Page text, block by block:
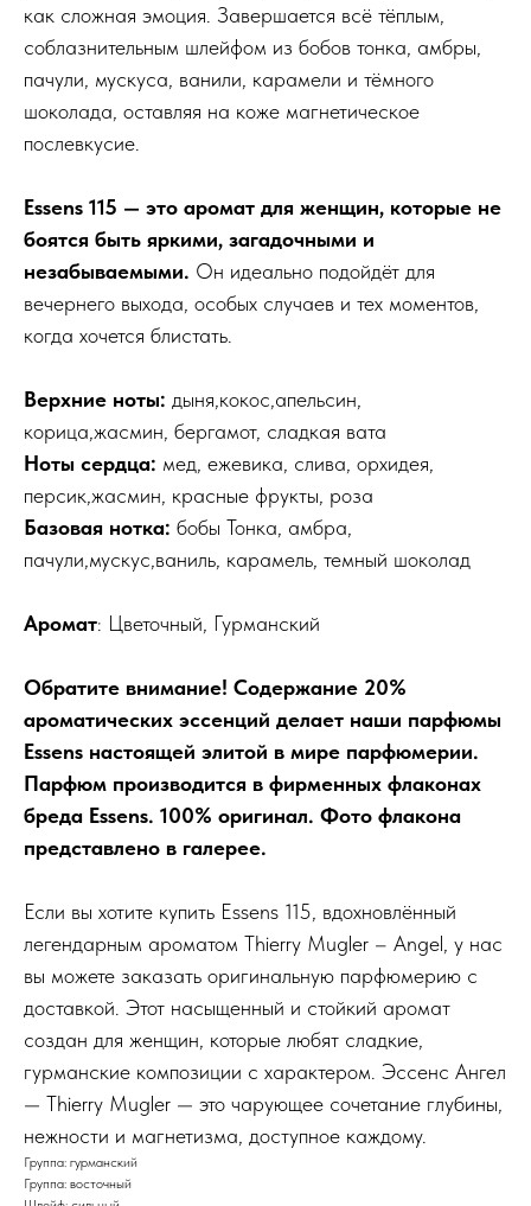
как сложная эмоция. Завершается всё тёплым,
соблазнительным шлейфом из бобов тонка, амбры,
пачули, мускуса, ванили, карамели и тёмного
шоколада, оставляя на коже магнетическое
послевкусие.
Essens 115 — это аромат для женщин, которые не
боятся быть яркими, загадочными и
незабываемыми. Он идеально подойдёт для
вечернего выхода, особых случаев и тех моментов,
когда хочется блистать.
Верхние ноты: дыня,кокос,апельсин,
корица,жасмин, бергамот, сладкая вата
Ноты сердца: мед, ежевика, слива, орхидея,
персик,жасмин, красные фрукты, роза
Базовая нотка: бобы Тонка, амбра,
пачули,мускус,ваниль, карамель, темный шоколад
Аромат: Цветочный, Гурманский
Обратите внимание! Содержание 20%
ароматических эссенций делает наши парфюмы
Essens настоящей элитой в мире парфюмерии.
Парфюм производится в фирменных флаконах
бреда Essens. 100% оригинал. Фото флакона
представлено в галерее.
Если вы хотите купить Essens 115, вдохновлённый
легендарным ароматом Thierry Mugler – Angel, у нас
вы можете заказать оригинальную парфюмерию с
доставкой. Этот насыщенный и стойкий аромат
создан для женщин, которые любят сладкие,
гурманские композиции с характером. Эссенс Ангел
— Thierry Mugler — это чарующее сочетание глубины,
нежности и магнетизма, доступное каждому.
Группа: гурманский
Группа: восточный